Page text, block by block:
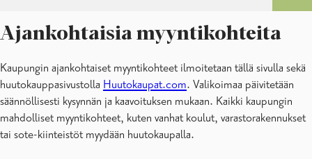
Ajankohtaisia myyntikohteita
Kaupungin ajankohtaiset myyntikohteet ilmoitetaan tällä sivulla sekä
huutokauppasivustolla Huutokaupat.com. Valikoimaa päivitetään
säännöllisesti kysynnän ja kaavoituksen mukaan. Kaikki kaupungin
mahdolliset myyntikohteet, kuten vanhat koulut, varastorakennukset
tai sote-kiinteistöt myydään huutokaupalla.